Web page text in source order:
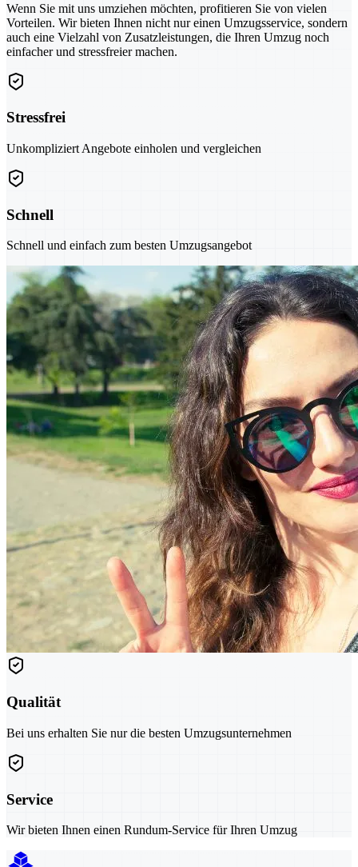
Wenn Sie mit uns umziehen möchten, profitieren Sie von vielen
Vorteilen. Wir bieten Ihnen nicht nur einen Umzugsservice, sondern
auch eine Vielzahl von Zusatzleistungen, die Ihren Umzug noch
einfacher und stressfreier machen.
Stressfrei
Unkompliziert Angebote einholen und vergleichen
Schnell
Schnell und einfach zum besten Umzugsangebot
Qualität
Bei uns erhalten Sie nur die besten Umzugsunternehmen
Service
Wir bieten Ihnen einen Rundum-Service für Ihren Umzug